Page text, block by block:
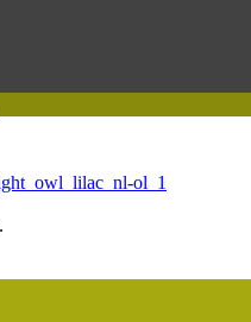
ol_1